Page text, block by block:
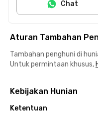
Chat
Aturan Tambahan
Tambahan penghuni di
Untuk permintaan khusus,
Kebijakan Hunian
Ketentuan